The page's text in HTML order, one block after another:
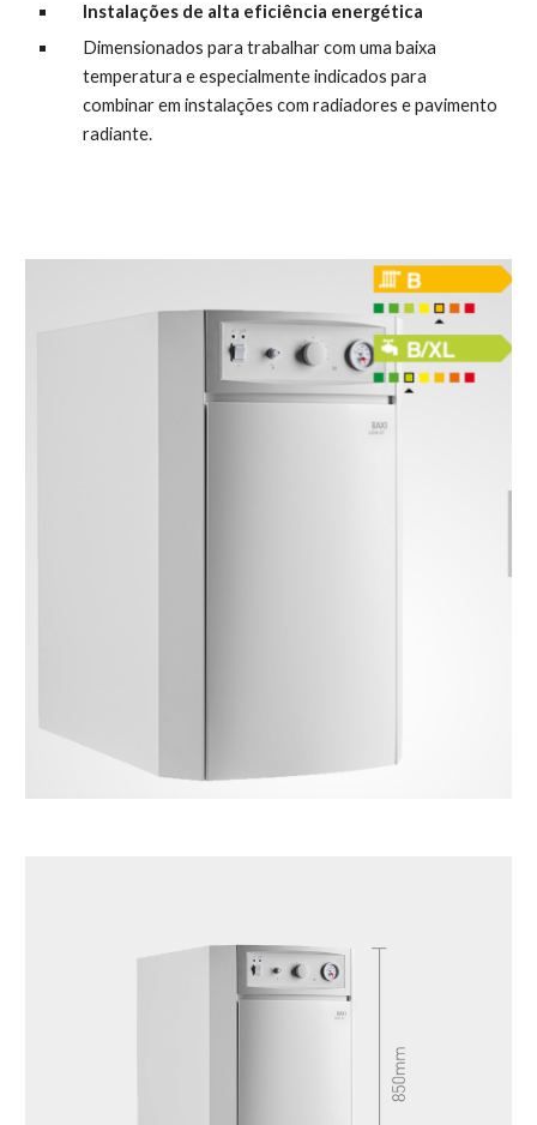
Instalações de alta eficiência energética
Dimensionados para trabalhar com uma baixa
temperatura e especialmente indicados para
combinar em instalações com radiadores e pavimento
radiante.